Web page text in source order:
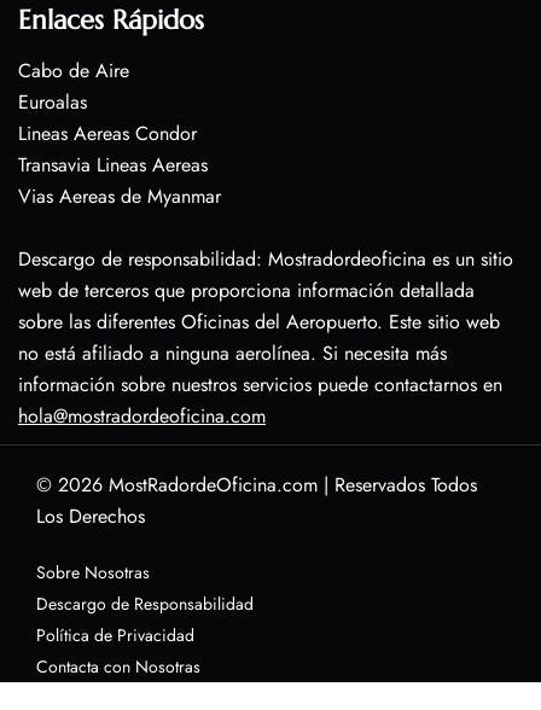
Enlaces Rápidos
Cabo de Aire
Euroalas
Lineas Aereas Condor
Transavia Lineas Aereas
Vias Aereas de Myanmar
Descargo de responsabilidad: Mostradordeoficina es un sitio
web de terceros que proporciona información detallada
sobre las diferentes Oficinas del Aeropuerto. Este sitio web
no está afiliado a ninguna aerolínea. Si necesita más
información sobre nuestros servicios puede contactarnos en
hola@mostradordeoficina.com
© 2026 MostRadordeOficina.com | Reservados Todos
Los Derechos
Sobre Nosotras
Descargo de Responsabilidad
Política de Privacidad
Contacta con Nosotras